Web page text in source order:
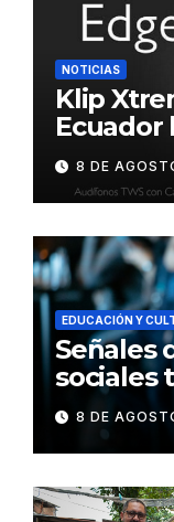
NOTICIAS
Klip
Ecuador
8 DE
EDUCACIÓN Y
Señales
sociales
8 DE